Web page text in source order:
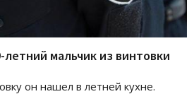
мальчик из винтовки
он нашел в летней кухне.